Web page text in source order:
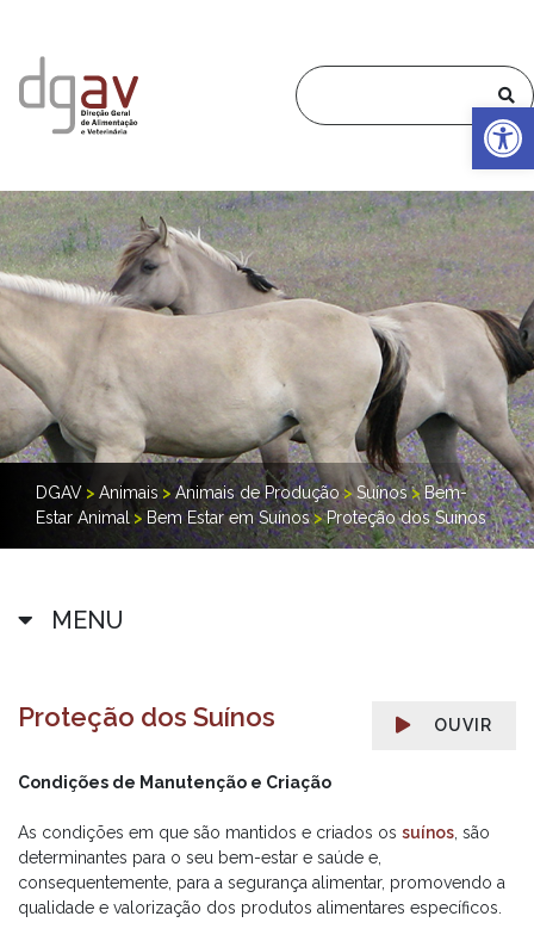
DGAV > Animais >Animais de Produção>Suínos>Bem-
Estar Animal > Bem Estar em Suínos>Proteção dos Suínos
MENU
OUVIR
Proteção dos Suínos
Condições de Manutenção e Criação
As condições em que são mantidos e criados os suínos , são
determinantes para o seu bem-estar e saúde e,
consequentemente, para a segurança alimentar, promovendo a
qualidade e valorização dos produtos alimentares específicos.